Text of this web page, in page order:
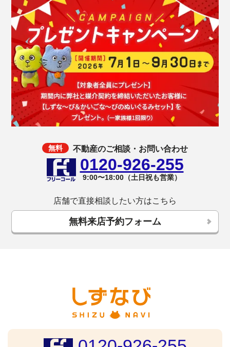
不動産のご相談・お問い合わせ
0120-926-255
9:00〜18:00（土日祝も営業）
店舗で直接相談したい方はこちら
無料来店予約フォーム